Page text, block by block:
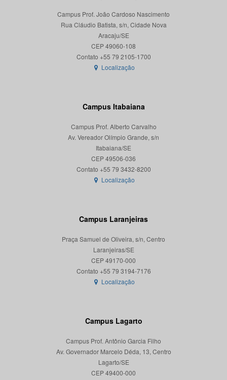
Campus Prof. João Cardoso Nascimento
Rua Cláudio Batista, s/n, Cidade Nova
Aracaju/SE
CEP 49060-108
Localização
Campus Itabaiana
Campus Prof. Alberto Carvalho
Av. Vereador Olímpio Grande, s/n
Itabaiana/SE
CEP 49506-036
Localização
Campus Laranjeiras
Praça Samuel de Oliveira, s/n, Centro
Laranjeiras/SE
CEP 49170-000
Localização
Campus Lagarto
Campus Prof. Antônio Garcia Filho
Av. Governador Marcelo Déda, 13, Centro
Lagarto/SE
CEP 49400-000